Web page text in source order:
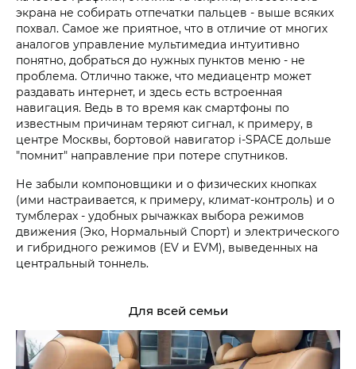
экрана не собирать отпечатки пальцев - выше всяких
похвал. Самое же приятное, что в отличие от многих
аналогов управление мультимедиа интуитивно
понятно, добраться до нужных пунктов меню - не
проблема. Отлично также, что медиацентр может
раздавать интернет, и здесь есть встроенная
навигация. Ведь в то время как смартфоны по
известным причинам теряют сигнал, к примеру, в
центре Москвы, бортовой навигатор i‑SPACE дольше
"помнит" направление при потере спутников.
Не забыли компоновщики и о физических кнопках
(ими настраивается, к примеру, климат-контроль) и о
тумблерах - удобных рычажках выбора режимов
движения (Эко, Нормальный Спорт) и электрического
и гибридного режимов (EV и EVM), выведенных на
центральный тоннель.
Для всей семьи